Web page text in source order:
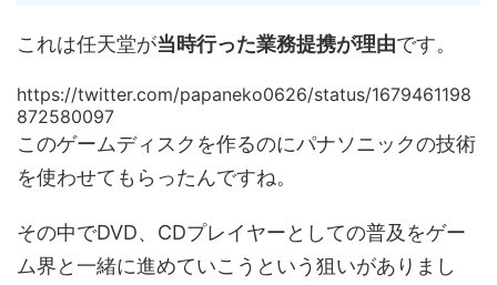
これは任天堂が当時行った業務提携が理由です。
https://twitter.com/papaneko0626/status/1679461198
872580097
このゲームディスクを作るのにパナソニックの技術
を使わせてもらったんですね。
その中でDVD、CDプレイヤーとしての普及をゲー
ム界と一緒に進めていこうという狙いがありまし